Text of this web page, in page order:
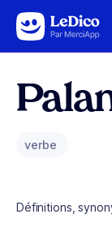
Aller au contenu
verbe
Définitions,